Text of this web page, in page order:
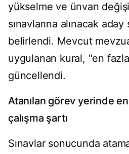
yükselme ve ünvan
sınavlarına alınacak aday
belirlendi. Mevcut
uygulanan kural, "en
güncellendi.
Atanılan görev yerinde
çalışma şartı
Sınavlar sonucunda